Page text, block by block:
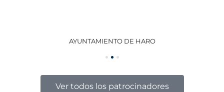
AYUNTAMIENTO DE HARO
Ver todos los patrocinadores